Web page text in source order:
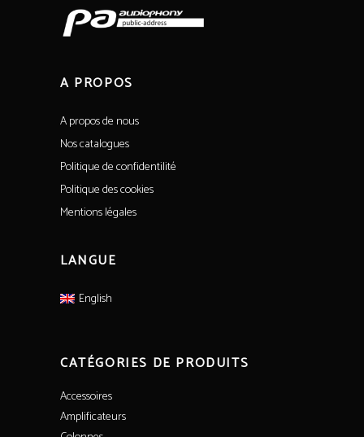
A PROPOS
A propos de nous
Nos catalogues
Politique de confidentilité
Politique des cookies
Mentions légales
LANGUE
English
CATÉGORIES DE PRODUITS
Accessoires
Amplificateurs